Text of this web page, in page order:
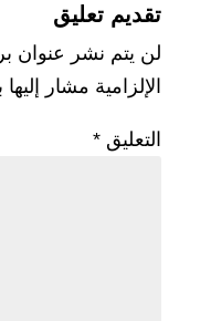
تقديم تعليق
لن يتم نشر عنوان
الإلزامية مشار إليها
التعليق *